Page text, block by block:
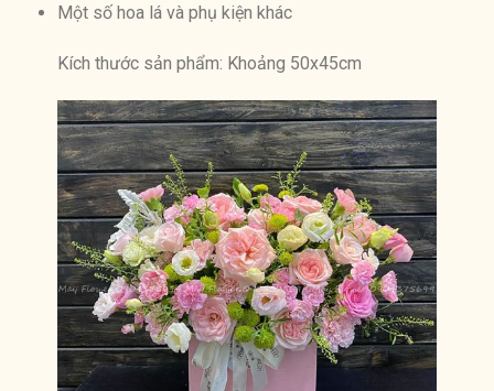
Một số hoa lá và phụ kiện khác
Kích thước sản phẩm: Khoảng 50x45cm